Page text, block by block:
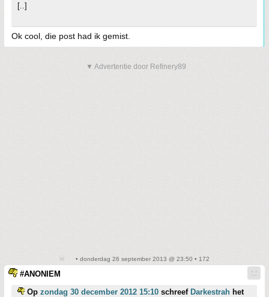
[..]
Ok cool, die post had ik gemist.
▼ Advertentie door Refinery89
• donderdag 26 september 2013 @ 23:50 • 172
#ANONIEM
Op zondag 30 december 2012 15:10 schreef Darkestrah het